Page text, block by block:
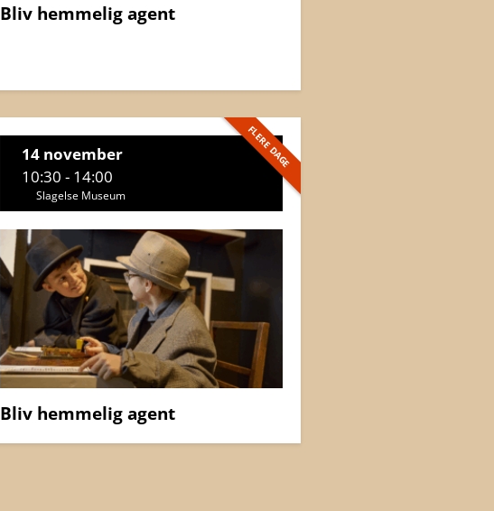
Bliv hemmelig agent
FLERE DAGE
14 november
10:30 - 14:00
Slagelse Museum
Bliv hemmelig agent